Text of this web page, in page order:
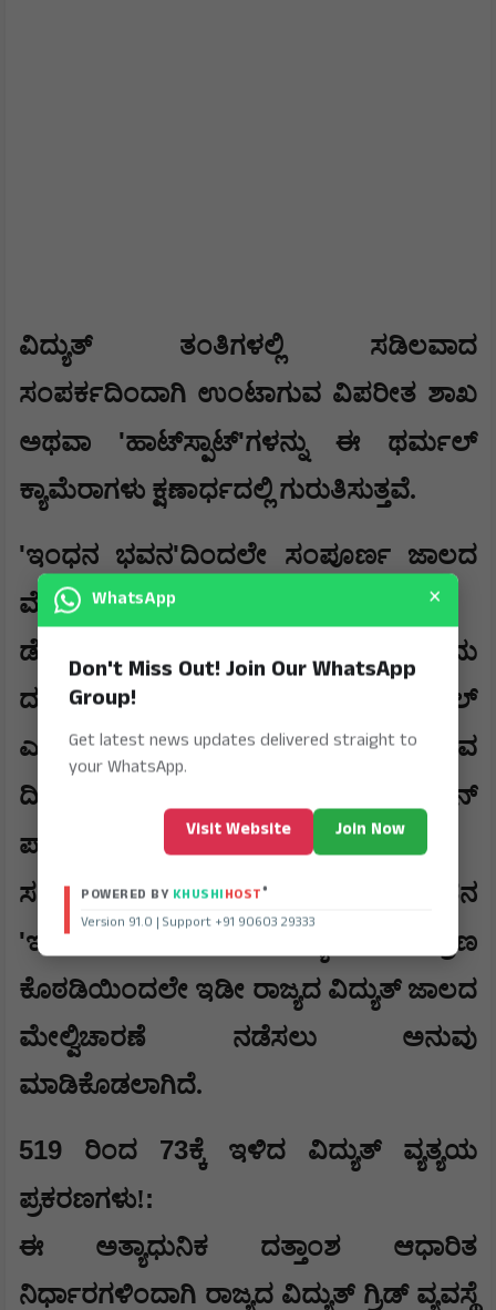
ವಿದ್ಯುತ್ ತಂತಿಗಳಲ್ಲಿ ಸಡಿಲವಾದ
ಸಂಪರ್ಕದಿಂದಾಗಿ ಉಂಟಾಗುವ ವಿಪರೀತ ಶಾಖ
ಅಥವಾ 'ಹಾಟ್‌ಸ್ಪಾಟ್‌'ಗಳನ್ನು ಈ ಥರ್ಮಲ್
ಕ್ಯಾಮೆರಾಗಳು ಕ್ಷಣಾರ್ಧದಲ್ಲಿ ಗುರುತಿಸುತ್ತವೆ.
'ಇಂಧನ ಭವನ'ದಿಂದಲೇ ಸಂಪೂರ್ಣ ಜಾಲದ
ಮೇಲ್ವಿಚಾರಣೆ:
ಡ್ರೋನ್‌ಗಳು ಸಂಗ್ರಹಿಸುವ ಪ್ರತಿಯೊಂದು
ದತ್ತಾಂಶವೂ ನೇರವಾಗಿ ಕೆಪಿಟಿಸಿಎಲ್
ಎಂಜಿನಿಯರ್‌ಗಳಿಗೆ ಲಭ್ಯವಾಗುತ್ತಿದೆ. ಮುಂಬರುವ
ದಿನಗಳಲ್ಲಿ ಈ ವ್ಯವಸ್ಥೆಯು
ಡಿಜಿಟಲ್ ಟ್ವಿನ್
ಪ್ಲಾಟ್‌ಫಾರ್ಮ್
ನೊಂದಿಗೆ
ಸಂಯೋಜನೆಗೊಳ್ಳಲಿದ್ದು, ಬೆಂಗಳೂರಿನ ನೂತನ
'ಇಂಧನ ಭವನ
ದ ಮುಖ್ಯ ನಿಯಂತ್ರಣ
ಕೊಠಡಿಯಿಂದಲೇ ಇಡೀ ರಾಜ್ಯದ ವಿದ್ಯುತ್ ಜಾಲದ
ಮೇಲ್ವಿಚಾರಣೆ ನಡೆಸಲು ಅನುವು
ಮಾಡಿಕೊಡಲಾಗಿದೆ.
519 ರಿಂದ 73ಕ್ಕೆ ಇಳಿದ ವಿದ್ಯುತ್ ವ್ಯತ್ಯಯ
ಪ್ರಕರಣಗಳು!:
ಈ ಅತ್ಯಾಧುನಿಕ ದತ್ತಾಂಶ ಆಧಾರಿತ
ನಿರ್ಧಾರಗಳಿಂದಾಗಿ ರಾಜ್ಯದ ವಿದ್ಯುತ್ ಗ್ರಿಡ್ ವ್ಯವಸ್ಥೆ
WhatsApp ×
Don't Miss Out! Join Our WhatsApp
Group!
Get latest news updates delivered straight to
your WhatsApp.
Visit Website Join Now
POWERED BY KHUSHIHOST®
Version 91.0 | Support +91 90603 29333